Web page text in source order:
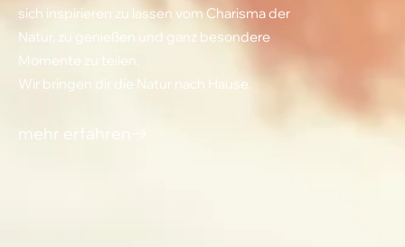
sich inspirieren zu lassen vom Charisma der
Natur, zu genießen und ganz besondere
Momente zu teilen.
Wir bringen dir die Natur nach Hause.
mehr erfahren